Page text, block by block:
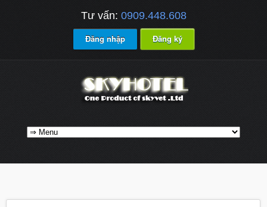
Tư vấn: 0909.448.608
Đăng nhập Đăng ký